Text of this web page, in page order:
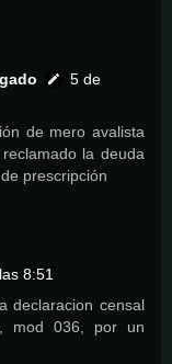
5 de
de mero avalista
la deuda
prescripción
8:51
declaracion censal
mod 036, por un